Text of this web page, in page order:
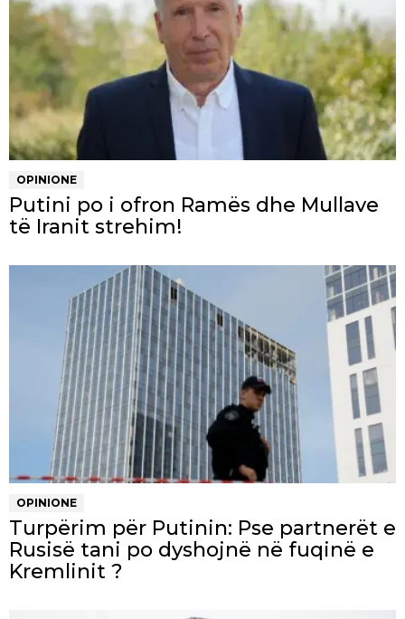
OPINIONE
Putini po i ofron Ramës dhe Mullave
të Iranit strehim!
OPINIONE
Turpërim për Putinin: Pse partnerët e
Rusisë tani po dyshojnë në fuqinë e
Kremlinit ?